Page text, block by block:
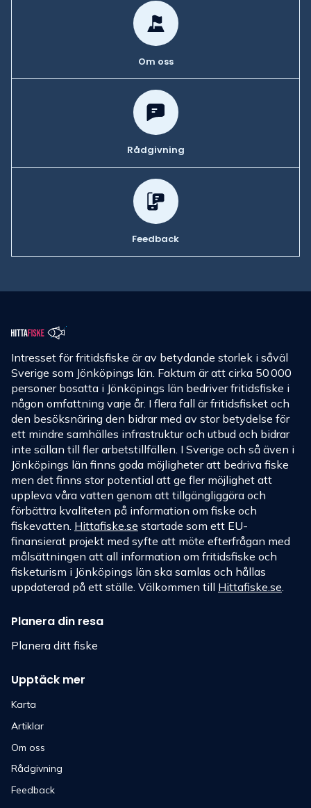
Om oss
Rådgivning
Feedback
Intresset för fritidsfiske är av betydande storlek i såväl
Sverige som Jönköpings län. Faktum är att cirka 50 000
personer bosatta i Jönköpings län bedriver fritidsfiske i
någon omfattning varje år. I flera fall är fritidsfisket och
den besöksnäring den bidrar med av stor betydelse för
ett mindre samhälles infrastruktur och utbud och bidrar
inte sällan till fler arbetstillfällen. I Sverige och så även i
Jönköpings län finns goda möjligheter att bedriva fiske
men det finns stor potential att ge fler möjlighet att
uppleva våra vatten genom att tillgängliggöra och
förbättra kvaliteten på information om fiske och
fiskevatten. Hittafiske.se startade som ett EU-
finansierat projekt med syfte att möte efterfrågan med
målsättningen att all information om fritidsfiske och
fisketurism i Jönköpings län ska samlas och hållas
uppdaterad på ett ställe. Välkommen till Hittafiske.se.
Planera din resa
Planera ditt fiske
Upptäck mer
Karta
Artiklar
Om oss
Rådgivning
Feedback